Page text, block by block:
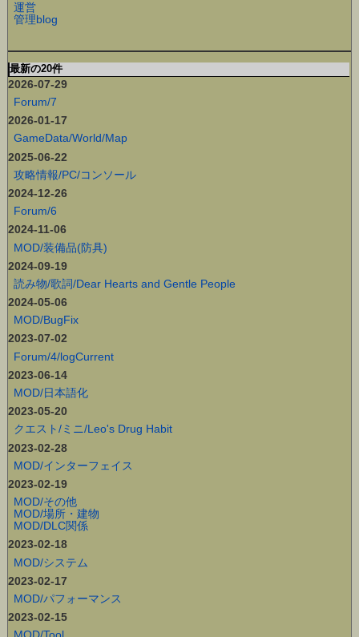
運営
管理blog
最新の20件
2026-07-29
Forum/7
2026-01-17
GameData/World/Map
2025-06-22
攻略情報/PC/コンソール
2024-12-26
Forum/6
2024-11-06
MOD/装備品(防具)
2024-09-19
読み物/歌詞/Dear Hearts and Gentle People
2024-05-06
MOD/BugFix
2023-07-02
Forum/4/logCurrent
2023-06-14
MOD/日本語化
2023-05-20
クエスト/ミニ/Leo's Drug Habit
2023-02-28
MOD/インターフェイス
2023-02-19
MOD/その他
MOD/場所・建物
MOD/DLC関係
2023-02-18
MOD/システム
2023-02-17
MOD/パフォーマンス
2023-02-15